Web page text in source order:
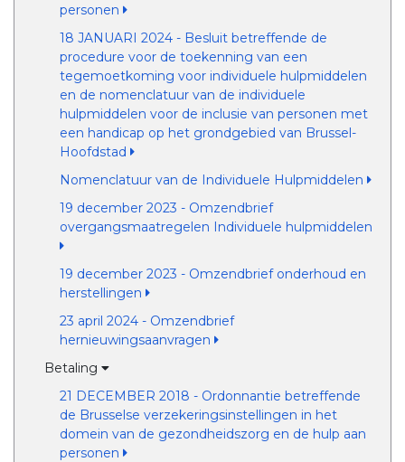
personen
18 JANUARI 2024 - Besluit betreffende de
procedure voor de toekenning van een
tegemoetkoming voor individuele hulpmiddelen
en de nomenclatuur van de individuele
hulpmiddelen voor de inclusie van personen met
een handicap op het grondgebied van Brussel-
Hoofdstad
Nomenclatuur van de Individuele Hulpmiddelen
19 december 2023 - Omzendbrief
overgangsmaatregelen Individuele hulpmiddelen
19 december 2023 - Omzendbrief onderhoud en
herstellingen
23 april 2024 - Omzendbrief
hernieuwingsaanvragen
Betaling
21 DECEMBER 2018 - Ordonnantie betreffende
de Brusselse verzekeringsinstellingen in het
domein van de gezondheidszorg en de hulp aan
personen